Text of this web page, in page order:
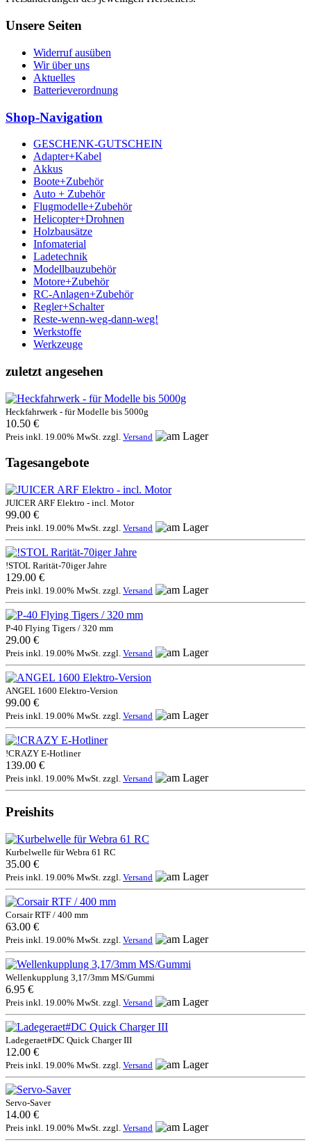
Unsere Seiten
Widerruf ausüben
Wir über uns
Aktuelles
Batterieverordnung
Shop-Navigation
GESCHENK-GUTSCHEIN
Adapter+Kabel
Akkus
Boote+Zubehör
Auto + Zubehör
Flugmodelle+Zubehör
Helicopter+Drohnen
Holzbausätze
Infomaterial
Ladetechnik
Modellbauzubehör
Motore+Zubehör
RC-Anlagen+Zubehör
Regler+Schalter
Reste-wenn-weg-dann-weg!
Werkstoffe
Werkzeuge
zuletzt angesehen
Heckfahrwerk - für Modelle bis 5000g
10.50 €
Preis inkl. 19.00% MwSt. zzgl. Versand
Tagesangebote
JUICER ARF Elektro - incl. Motor
99.00 €
Preis inkl. 19.00% MwSt. zzgl. Versand
!STOL Rarität-70iger Jahre
129.00 €
Preis inkl. 19.00% MwSt. zzgl. Versand
P-40 Flying Tigers / 320 mm
29.00 €
Preis inkl. 19.00% MwSt. zzgl. Versand
ANGEL 1600 Elektro-Version
99.00 €
Preis inkl. 19.00% MwSt. zzgl. Versand
!CRAZY E-Hotliner
139.00 €
Preis inkl. 19.00% MwSt. zzgl. Versand
Preishits
Kurbelwelle für Webra 61 RC
35.00 €
Preis inkl. 19.00% MwSt. zzgl. Versand
Corsair RTF / 400 mm
63.00 €
Preis inkl. 19.00% MwSt. zzgl. Versand
Wellenkupplung 3,17/3mm MS/Gummi
6.95 €
Preis inkl. 19.00% MwSt. zzgl. Versand
Ladegeraet#DC Quick Charger III
12.00 €
Preis inkl. 19.00% MwSt. zzgl. Versand
Servo-Saver
14.00 €
Preis inkl. 19.00% MwSt. zzgl. Versand